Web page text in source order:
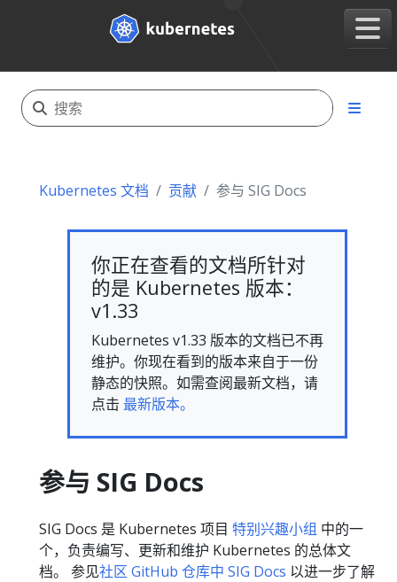
Kubernetes 文档 贡献 参与 SIG Docs
你正在查看的文档所针对
的是 Kubernetes 版本：
v1.33
Kubernetes v1.33 版本的文档已不再
维护。你现在看到的版本来自于一份
静态的快照。如需查阅最新文档，请
点击 最新版本。
参与 SIG Docs
SIG Docs 是 Kubernetes 项目 特别兴趣小组 中的一
个，负责编写、更新和维护 Kubernetes 的总体文
档。 参见社区 GitHub 仓库中 SIG Docs 以进一步了解